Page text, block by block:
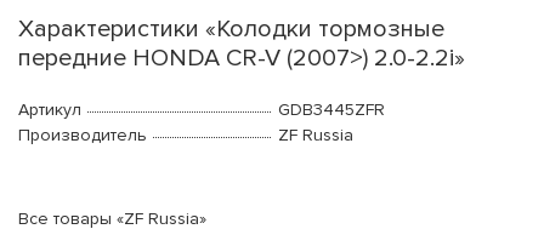
Характеристики «Колодки тормозные
передние HONDA CR-V (2007>) 2.0-2.2i»
Артикул
GDB3445ZFR
Производитель
ZF Russia
Все товары «ZF Russia»